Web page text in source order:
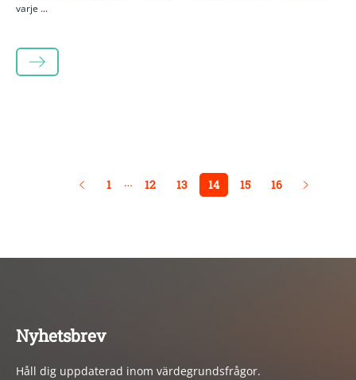
varje ...
LÄS MER
1 … 12 13 14 15 16
Nyhetsbrev
Håll dig uppdaterad inom värdegrundsfrågor.